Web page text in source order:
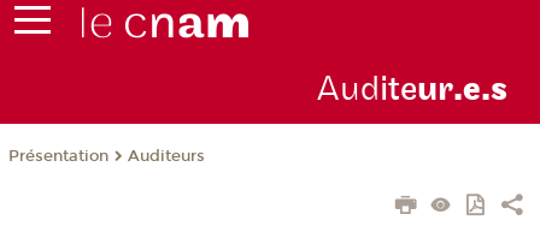
Auditeur.e.s
Présentation Auditeurs